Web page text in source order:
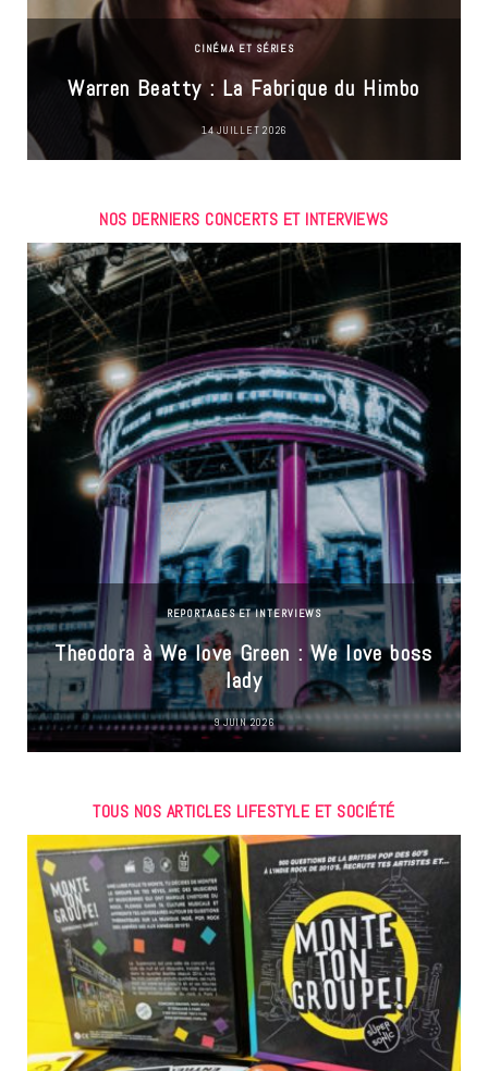
CINÉMA ET SÉRIES
Warren Beatty : La Fabrique du Himbo
14 JUILLET 2026
NOS DERNIERS CONCERTS ET INTERVIEWS
REPORTAGES ET INTERVIEWS
Theodora à We love Green : We love boss
lady
9 JUIN 2026
TOUS NOS ARTICLES LIFESTYLE ET SOCIÉTÉ